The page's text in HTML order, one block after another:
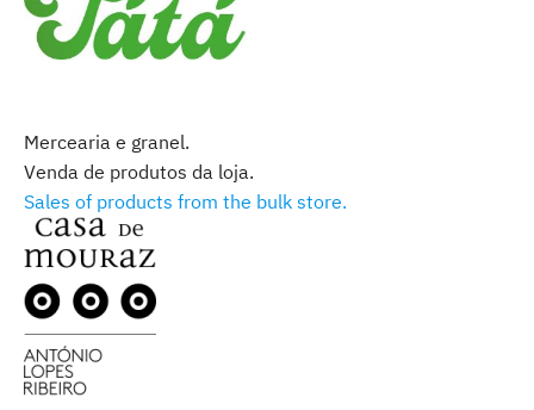
Mercearia e granel.
Venda de produtos da loja.
Sales of products from the bulk store.